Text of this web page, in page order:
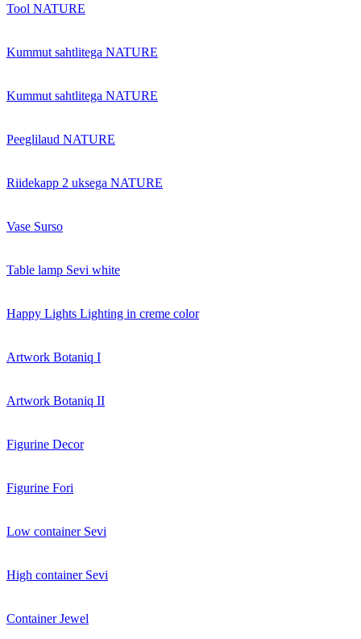
Tool NATURE
Kummut sahtlitega NATURE
Kummut sahtlitega NATURE
Peeglilaud NATURE
Riidekapp 2 uksega NATURE
Vase Surso
Table lamp Sevi white
Happy Lights Lighting in creme color
Artwork Botaniq I
Artwork Botaniq II
Figurine Decor
Figurine Fori
Low container Sevi
High container Sevi
Container Jewel